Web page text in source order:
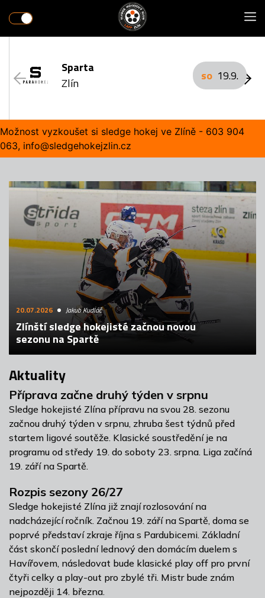
Sparta
Zlín
so 19.9.
Možnost vyzkoušet si sledge hokej ve Zlíně - 603 904
063, info@sledgehokejzlin.cz
20.07.2026 Jakub Kudláč
Zlínští sledge hokejisté začnou novou
sezonu na Spartě
Aktuality
Příprava začne druhý týden v srpnu
Sledge hokejisté Zlína přípravu na svou 28. sezonu
začnou druhý týden v srpnu, zhruba šest týdnů před
startem ligové soutěže. Klasické soustředění je na
programu od středy 19. do soboty 23. srpna. Liga začíná
19. září na Spartě.
Rozpis sezony 26/27
Sledge hokejisté Zlína již znají rozlosování na
nadcházející ročník. Začnou 19. září na Spartě, doma se
poprvé představí zkraje října s Pardubicemi. Základní
část skončí poslední lednový den domácím duelem s
Havířovem, následovat bude klasické play off pro první
čtyři celky a play-out pro zbylé tři. Mistr bude znám
nejpozději 14. března.